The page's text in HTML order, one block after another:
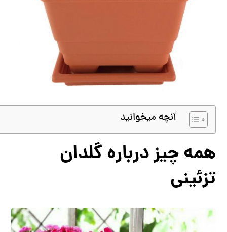
آنچه میخوانید
همه چیز درباره گلدان
تزئینی